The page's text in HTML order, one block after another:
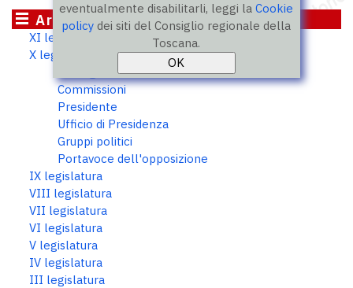
eventualmente disabilitarli, leggi laCookie
policy dei siti del Consiglio regionale della
Toscana.
Archivio storico
XI legislatura
X legislatura
Consiglieri
Commissioni
Presidente
Ufficio di Presidenza
Gruppi politici
Portavoce dell'opposizione
IX legislatura
VIII legislatura
VII legislatura
VI legislatura
V legislatura
IV legislatura
III legislatura